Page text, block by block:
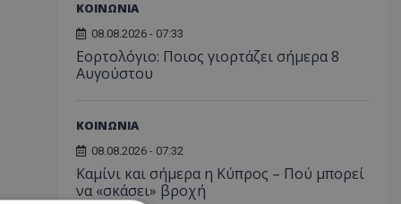
ΚΟΙΝΩΝΙΑ
08.08.2026 - 07:33
Εορτολόγιο: Ποιος γιορτάζει σήμερα 8
Αυγούστου
ΚΟΙΝΩΝΙΑ
08.08.2026 - 07:32
Καμίνι και σήμερα η Κύπρος – Πού μπορεί
να «σκάσει» βροχή